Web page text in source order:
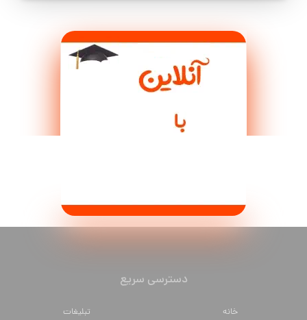
دسترسی سریع
خانه
تبلیغات